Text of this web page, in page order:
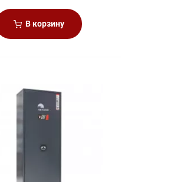
В корзину